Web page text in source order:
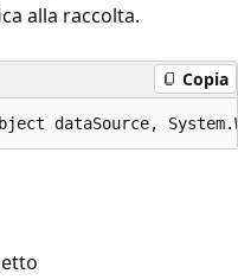
alla raccolta.
Copia
dataSource,